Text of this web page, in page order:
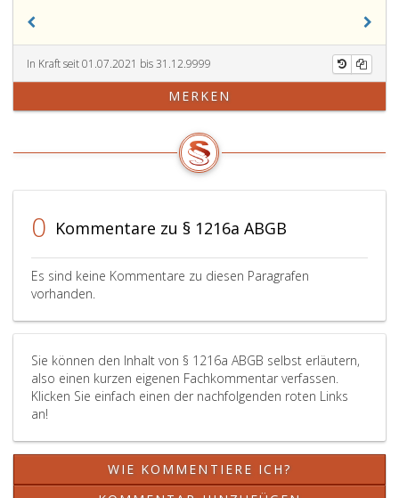
anstelle
Liquidation
der
vereinbaren.
die
durch
Kündigung
Paragraph
Absatz
eins,
EO
durch
die
Eröffnung
des
In Kraft seit 01.07.2021 bis 31.12.9999
MERKEN
0 Kommentare zu § 1216a ABGB
Es sind keine Kommentare zu diesen Paragrafen
vorhanden.
Sie können den Inhalt von § 1216a ABGB selbst erläutern,
also einen kurzen eigenen Fachkommentar verfassen.
Klicken Sie einfach einen der nachfolgenden roten Links
an!
WIE KOMMENTIERE ICH?